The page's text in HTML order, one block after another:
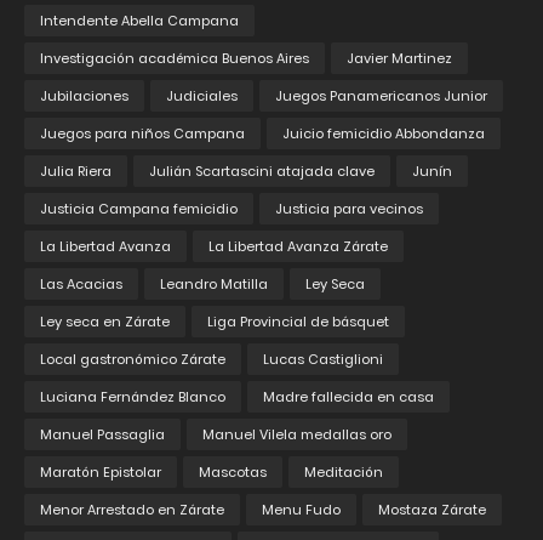
Intendente Abella Campana
Investigación académica Buenos Aires
Javier Martinez
Jubilaciones
Judiciales
Juegos Panamericanos Junior
Juegos para niños Campana
Juicio femicidio Abbondanza
Julia Riera
Julián Scartascini atajada clave
Junín
Justicia Campana femicidio
Justicia para vecinos
La Libertad Avanza
La Libertad Avanza Zárate
Las Acacias
Leandro Matilla
Ley Seca
Ley seca en Zárate
Liga Provincial de básquet
Local gastronómico Zárate
Lucas Castiglioni
Luciana Fernández Blanco
Madre fallecida en casa
Manuel Passaglia
Manuel Vilela medallas oro
Maratón Epistolar
Mascotas
Meditación
Menor Arrestado en Zárate
Menu Fudo
Mostaza Zárate